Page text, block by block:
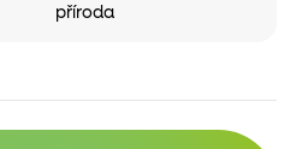
příroda